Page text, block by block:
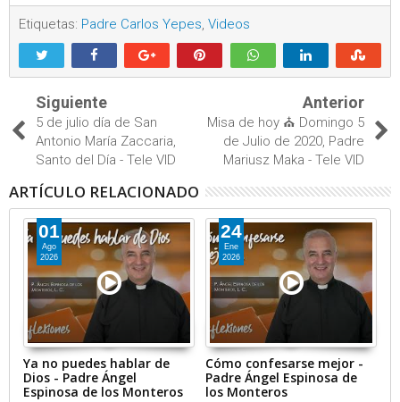
Etiquetas: Padre Carlos Yepes, Videos
Siguiente
5 de julio día de San
Antonio María Zaccaria,
Santo del Día - Tele VID
Anterior
Misa de hoy ⛪ Domingo 5
de Julio de 2020, Padre
Mariusz Maka - Tele VID
ARTÍCULO RELACIONADO
01
Ago
2026
Ya no puedes hablar de
Dios - Padre Ángel
Espinosa de los Monteros
24
Ene
2026
Cómo confesarse mejor -
Padre Ángel Espinosa de
los Monteros